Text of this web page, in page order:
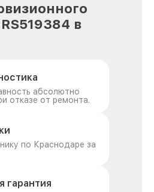
в
абсолютно
отказе от ремонта.
по Краснодаре за
гарантия